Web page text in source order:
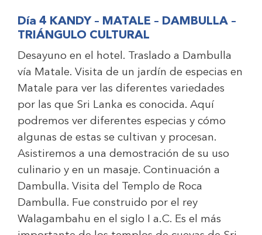
Día 4 KANDY – MATALE – DAMBULLA –
TRIÁNGULO CULTURAL
Desayuno en el hotel. Traslado a Dambulla
vía Matale. Visita de un jardín de especias en
Matale para ver las diferentes variedades
por las que Sri Lanka es conocida. Aquí
podremos ver diferentes especias y cómo
algunas de estas se cultivan y procesan.
Asistiremos a una demostración de su uso
culinario y en un masaje. Continuación a
Dambulla. Visita del Templo de Roca
Dambulla. Fue construido por el rey
Walagambahu en el siglo I a.C. Es el más